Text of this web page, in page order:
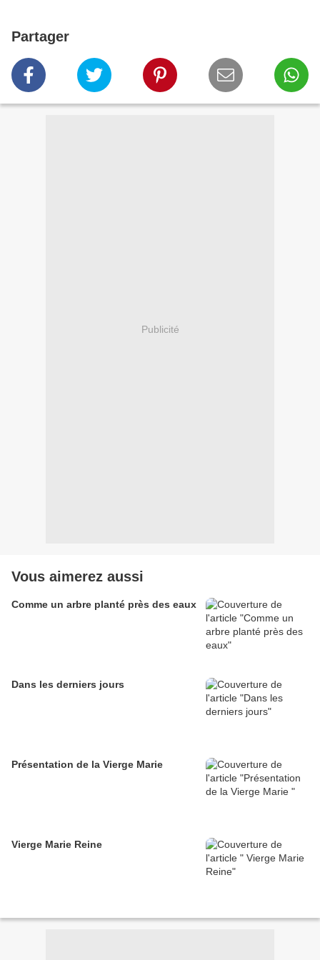
Partager
Publicité
Vous aimerez aussi
Comme un arbre planté près des eaux
Dans les derniers jours
Présentation de la Vierge Marie
Vierge Marie Reine